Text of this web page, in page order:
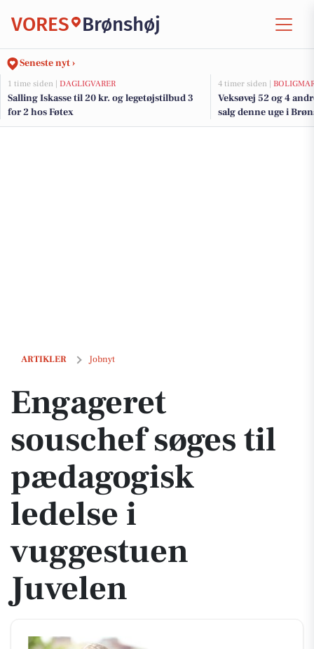
VORES Brønshøj
Seneste nyt ›
1 time siden | DAGLIGVARER
Salling Iskasse til 20 kr. og legetøjstilbud 3
for 2 hos Føtex
4 timer siden |
Veksøvej 52 og 4
salg denne uge i
ARTIKLER Jobnyt
Engageret souschef søges til pædagogisk ledelse i vuggestuen
Engageret
souschef søges til
pædagogisk
ledelse i
vuggestuen
Juvelen